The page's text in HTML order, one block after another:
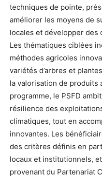
techniques de pointe,
améliorer les moyens de
locales et développer des
Les thématiques ciblées
méthodes agricoles
variétés d’arbres et
la valorisation de produits
programme, le PSFD
résilience des
climatiques, tout en
innovantes. Les
des critères définis en
locaux et institutionnels,
provenant du Partenariat